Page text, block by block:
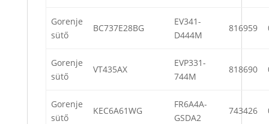
Gorenje
sütő
BC737E28BG
EV341-
D444M
816959
Gorenje
sütő
VT435AX
EVP331-
744M
818690
Gorenje
sütő
KEC6A61WG
FR6A4A-
GSDA2
743426